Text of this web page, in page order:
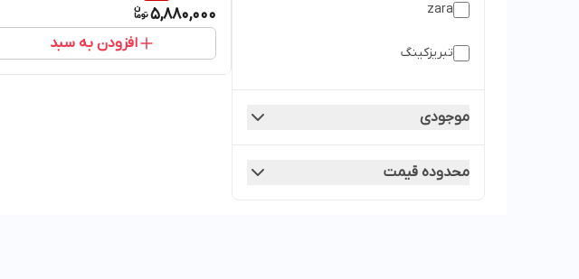
zara
تبریزکینگ
موجودی
محدوده قیمت
5,880,000
افزودن به سبد